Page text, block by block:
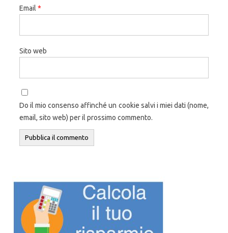
Email *
Sito web
Do il mio consenso affinché un cookie salvi i miei dati (nome,
email, sito web) per il prossimo commento.